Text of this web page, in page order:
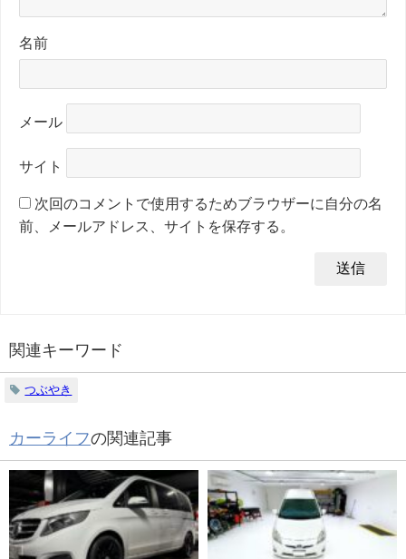
名前
メール
サイト
次回のコメントで使用するためブラウザーに自分の名
前、メールアドレス、サイトを保存する。
関連キーワード
つぶやき
カーライフの関連記事